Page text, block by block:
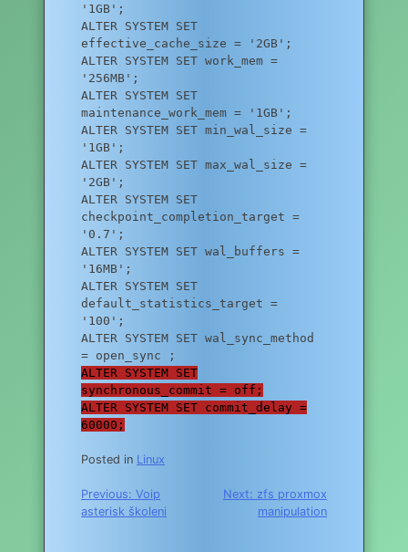
'1GB';
ALTER SYSTEM SET
effective_cache_size = '2GB';
ALTER SYSTEM SET work_mem =
'256MB';
ALTER SYSTEM SET
maintenance_work_mem = '1GB';
ALTER SYSTEM SET min_wal_size =
'1GB';
ALTER SYSTEM SET max_wal_size =
'2GB';
ALTER SYSTEM SET
checkpoint_completion_target =
'0.7';
ALTER SYSTEM SET wal_buffers =
'16MB';
ALTER SYSTEM SET
default_statistics_target =
'100';
ALTER SYSTEM SET wal_sync_method
= open_sync ;
ALTER SYSTEM SET
synchronous_commit = off;
ALTER SYSTEM SET commit_delay =
60000;
Posted in Linux
Navigace
pro
Previous: Voip
asterisk školeni
Next: zfs proxmox
manipulation